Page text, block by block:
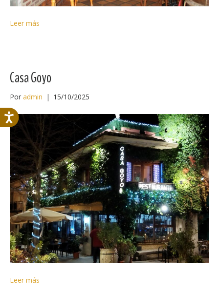
Leer más
Casa Goyo
Por admin | 15/10/2025
Leer más